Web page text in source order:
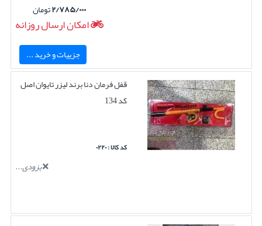
۲/۷۸۵/۰۰۰تومان
امکان ارسال روزانه
جزییات و خرید ...
قفل فرمان دنا برند لیزر تایوان اصل
کد 134
کد کالا : ۰۲۲۰
بزودی...